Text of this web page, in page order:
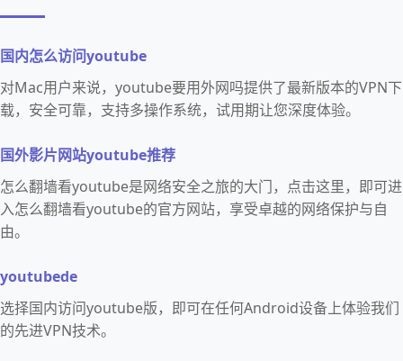
国内怎么访问youtube
对Mac用户来说，youtube要用外网吗提供了最新版本的VPN下
载，安全可靠，支持多操作系统，试用期让您深度体验。
国外影片网站youtube推荐
怎么翻墙看youtube是网络安全之旅的大门，点击这里，即可进
入怎么翻墙看youtube的官方网站，享受卓越的网络保护与自
由。
youtubede
选择国内访问youtube版，即可在任何Android设备上体验我们
的先进VPN技术。